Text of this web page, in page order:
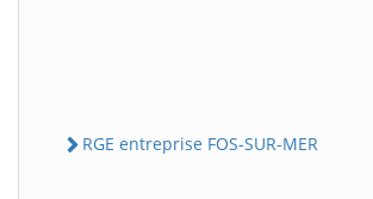
RGE entreprise FOS-SUR-MER